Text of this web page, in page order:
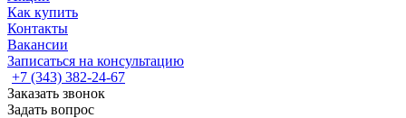
Как купить
Контакты
Вакансии
Записаться на консультацию
+7 (343) 382-24-67
Заказать звонок
Задать вопрос